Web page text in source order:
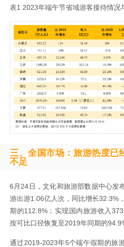
表1 2023年端午节省域游客接待情况
三、全国市场：旅游热度已
不足
6月24日，文化和旅游部数据中心发
游出游1.06亿人次，同比增长32.3%
期的112.8%；实现国内旅游收入
按可比口径恢复至2019年同期的
通过2019-2023年5个端午假期的旅